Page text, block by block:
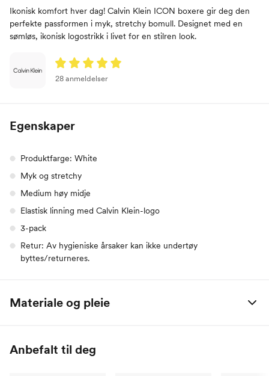
Ikonisk komfort hver dag! Calvin Klein ICON boxere gir deg den
perfekte passformen i myk, stretchy bomull. Designet med en
sømløs, ikonisk logostrikk i livet for en stilren look.
28 anmeldelser
Egenskaper
Produktfarge: White
Myk og stretchy
Medium høy midje
Elastisk linning med Calvin Klein-logo
3-pack
Retur: Av hygieniske årsaker kan ikke undertøy
byttes/returneres.
Materiale og pleie
Anbefalt til deg